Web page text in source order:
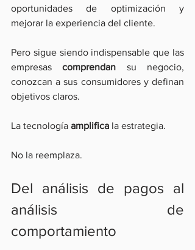
oportunidades de optimización y
mejorar la experiencia del cliente.
Pero sigue siendo indispensable que las
empresas comprendan su negocio,
conozcan a sus consumidores y definan
objetivos claros.
La tecnología amplifica la estrategia.
No la reemplaza.
Del análisis de pagos al
análisis de
comportamiento